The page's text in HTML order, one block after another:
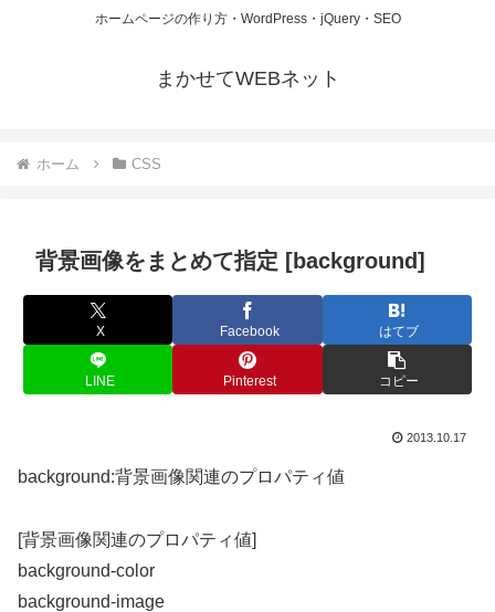
ホームページの作り方・WordPress・jQuery・SEO
まかせてWEBネット
ホーム CSS
背景画像をまとめて指定 [background]
X Facebook はてブ
LINE Pinterest コピー
2013.10.17
background:背景画像関連のプロパティ値
[背景画像関連のプロパティ値]
background-color
background-image